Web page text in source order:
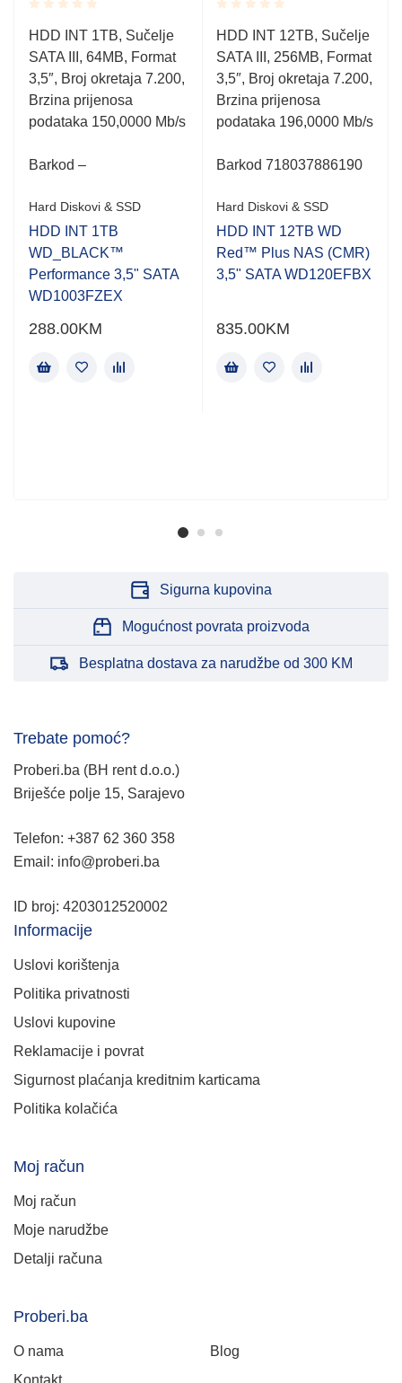
Rated
0.001
out
of
5
HDD INT 1TB, Sučelje
SATA III, 64MB, Format
3,5″, Broj okretaja 7.200,
Brzina prijenosa
podataka 150,0000 Mb/s
Barkod –
Hard Diskovi & SSD
HDD INT 1TB
WD_BLACK™
Performance 3,5" SATA
WD1003FZEX
288.00KM
Rated
0.001
out
of
5
HDD INT 12TB, Sučelje
SATA III, 256MB, Format
3,5″, Broj okretaja 7.200,
Brzina prijenosa
podataka 196,0000 Mb/s
Barkod 718037886190
Hard Diskovi & SSD
HDD INT 12TB WD
Red™ Plus NAS (CMR)
3,5" SATA WD120EFBX
835.00KM
Sigurna kupovina
Mogućnost povrata proizvoda
Besplatna dostava za narudžbe od 300 KM
Trebate pomoć?
Proberi.ba (BH rent d.o.o.)
Briješće polje 15, Sarajevo
Telefon: +387 62 360 358
Email: info@proberi.ba
ID broj: 4203012520002
Informacije
Uslovi korištenja
Politika privatnosti
Uslovi kupovine
Reklamacije i povrat
Sigurnost plaćanja kreditnim karticama
Politika kolačića
Moj račun
Moj račun
Moje narudžbe
Detalji računa
Proberi.ba
O nama
Blog